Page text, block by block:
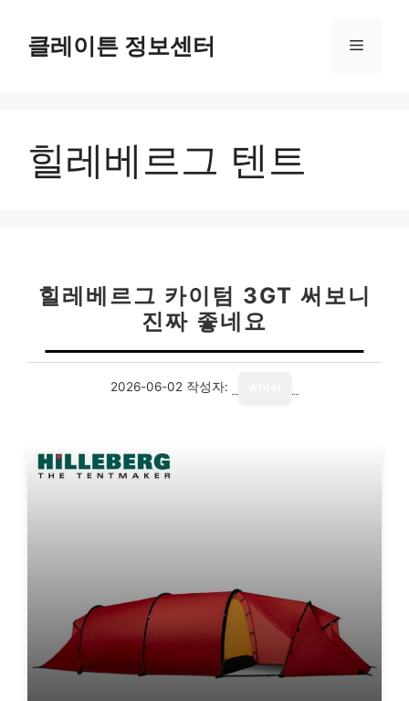
클레이튼 정보센터 메
힐레베르그 텐트
힐레베르그 카이텀 3GT 써보니
진짜 좋네요
2026-06-02 작성자: